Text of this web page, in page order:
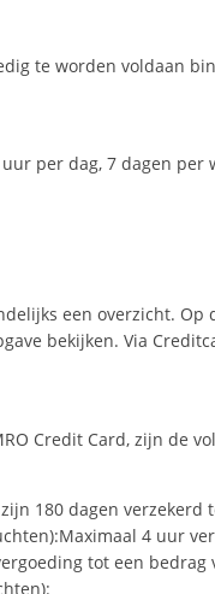
te worden voldaan
per dag, 7 dagen
een overzicht.
bekijken. Via
Credit Card, zijn de
180 dagen verzekerd
4 uur
tot een